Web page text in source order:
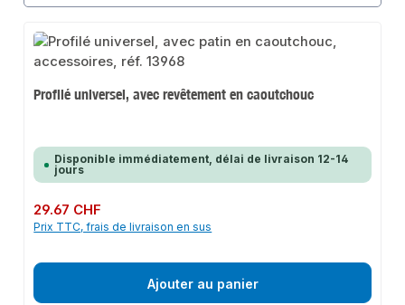
Profilé universel, avec revêtement en caoutchouc
Disponible immédiatement, délai de livraison 12-14
jours
Prix régulier :
29.67 CHF
Prix TTC, frais de livraison en sus
Ajouter au panier